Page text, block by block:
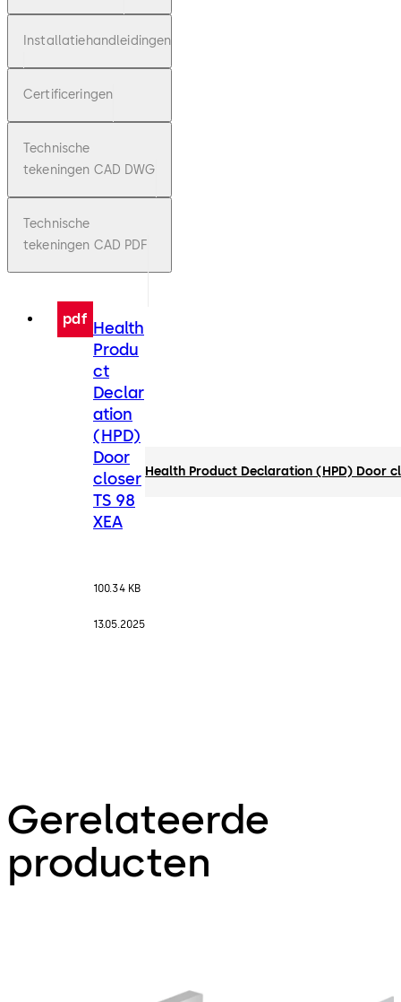
Installatiehandleidingen
Certificeringen
Technische
tekeningen CAD DWG
Technische
tekeningen CAD PDF
pdf Health
Produ
ct
Declar
ation
(HPD)
Door
closer
TS 98
XEA
100.34 KB
13.05.2025
Health Product Declaration (HPD) Door
Gerelateerde
producten